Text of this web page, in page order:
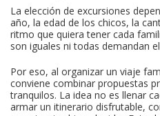
La elección de excursiones
año, la edad de los chicos, la
ritmo que quiera tener cada
son iguales ni todas demandan
Por eso, al organizar un viaje
conviene combinar propuestas
tranquilos. La idea no es llenar
armar un itinerario disfrutable,